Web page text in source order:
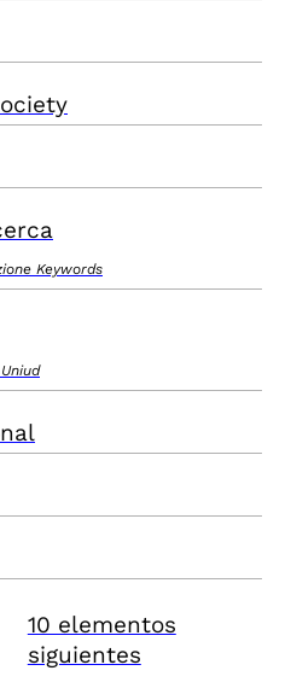
Keywords
10 elementos
siguientes